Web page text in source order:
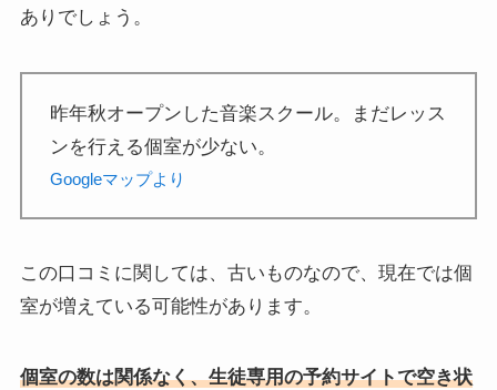
ありでしょう。
昨年秋オープンした音楽スクール。まだレッス
ンを行える個室が少ない。
Googleマップより
この口コミに関しては、古いものなので、現在では個
室が増えている可能性があります。
個室の数は関係なく、生徒専用の予約サイトで空き状